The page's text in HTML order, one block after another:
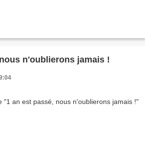
n'oublierons jamais !